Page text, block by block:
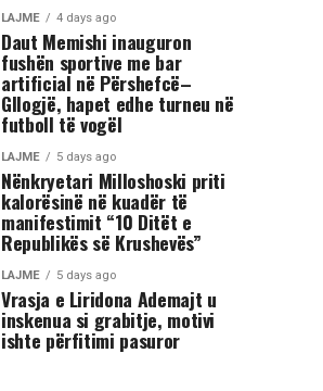
LAJME 4 days ago
Daut Memishi inauguron
fushën sportive me bar
artificial në Përshefcë–
Gllogjë, hapet edhe turneu në
futboll të vogël
LAJME 5 days ago
Nënkryetari Milloshoski priti
kalorësinë në kuadër të
manifestimit “10 Ditët e
Republikës së Krushevës”
LAJME 5 days ago
Vrasja e Liridona Ademajt u
inskenua si grabitje, motivi
ishte përfitimi pasuror